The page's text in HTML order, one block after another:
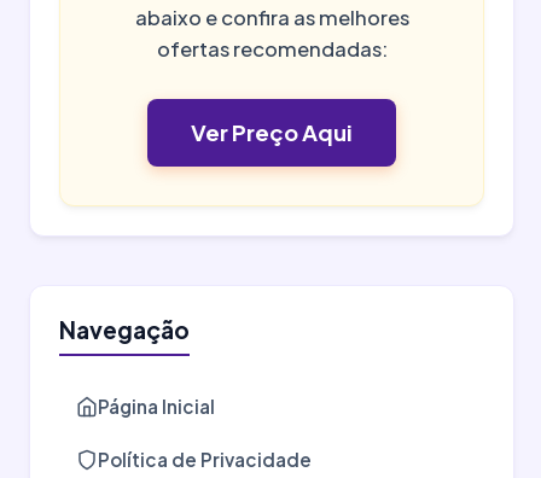
abaixo e confira as melhores
ofertas recomendadas:
Ver Preço Aqui
Navegação
Página Inicial
Política de Privacidade